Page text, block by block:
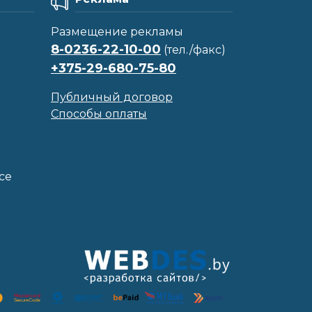
Размещение рекламы
8-0236-22-10-00 (тел./факс)
+375-29-680-75-80
Публичный договор
Способы оплаты